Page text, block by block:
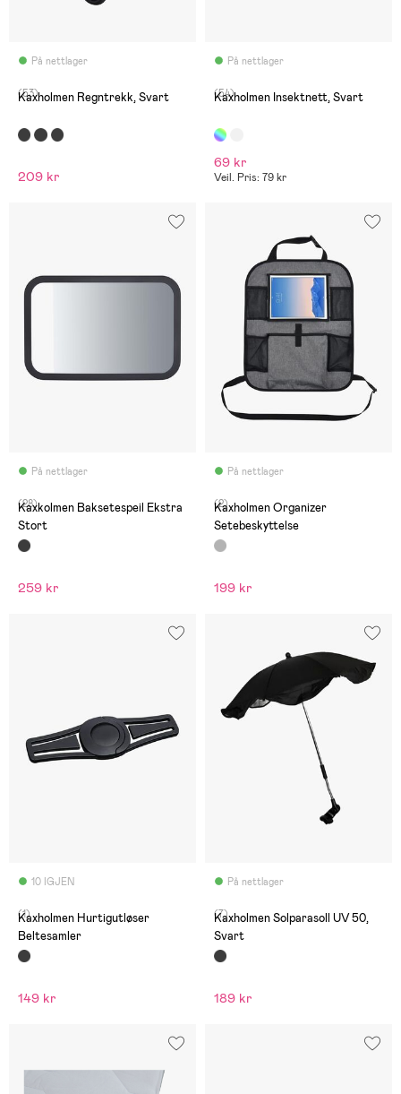
På nettlager
(53)
Kaxholmen Regntrekk, Svart
209 kr
På nettlager
(54)
Kaxholmen Insektnett, Svart
69 kr
Veil. Pris: 79 kr
På nettlager
(28)
Kaxkolmen Baksetespeil Ekstra
Stort
259 kr
På nettlager
(2)
Kaxholmen Organizer
Setebeskyttelse
199 kr
10 IGJEN
(1)
Kaxholmen Hurtigutløser
Beltesamler
149 kr
På nettlager
(7)
Kaxholmen Solparasoll UV 50,
Svart
189 kr